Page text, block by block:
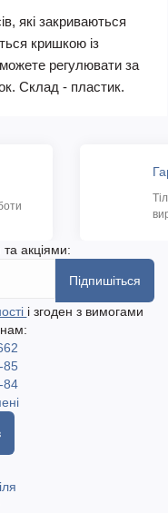
які закриваються
кришкою із
регулювати за
Склад - пластик.
акціями:
Підпишіться
і згоден з вимогами
85
84